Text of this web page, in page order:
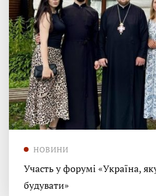
НОВИНИ
Участь у форумі «Україна,
будувати»